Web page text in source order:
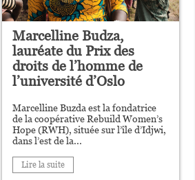
Marcelline Budza,
lauréate du Prix ​​des
droits de l’homme de
l’université d’Oslo
Marcelline Buzda est la fondatrice
de la coopérative Rebuild Women’s
Hope (RWH), située sur l’île d’Idjwi,
dans l’est de la...
Lire la suite